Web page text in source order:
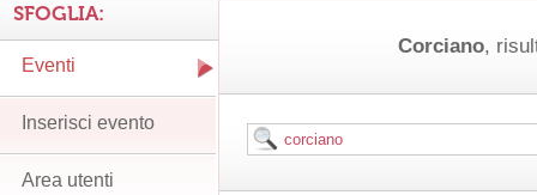
Corciano,
SFOGLIA:
Eventi
Inserisci evento
Area utenti